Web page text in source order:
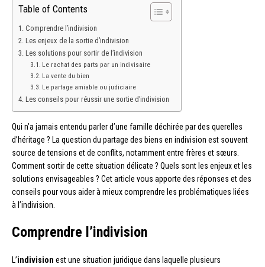
Table of Contents
Comprendre l’indivision
Les enjeux de la sortie d’indivision
Les solutions pour sortir de l’indivision
Le rachat des parts par un indivisaire
La vente du bien
Le partage amiable ou judiciaire
Les conseils pour réussir une sortie d’indivision
Qui n’a jamais entendu parler d’une famille déchirée par des querelles
d’héritage ? La question du partage des biens en indivision est souvent
source de tensions et de conflits, notamment entre frères et sœurs.
Comment sortir de cette situation délicate ? Quels sont les enjeux et les
solutions envisageables ? Cet article vous apporte des réponses et des
conseils pour vous aider à mieux comprendre les problématiques liées
à l’indivision.
Comprendre l’indivision
L’indivision est une situation juridique dans laquelle plusieurs